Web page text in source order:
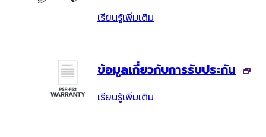
เรียนรู้เพิ่มเติม
ข้อมูลเกี่ยวกับการรับประกัน
เรียนรู้เพิ่มเติม